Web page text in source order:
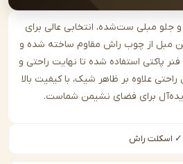
ست‌شده، انتخابی عالی برای
چوب راش مقاوم ساخته شده و
شده تا نهایت راحتی و
بر ظاهر شیک، با کیفیت بالا
فضای نشیمن شماست.
راش